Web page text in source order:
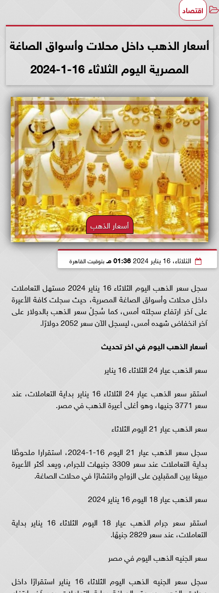
اقتصاد
أسعار الذهب داخل محلات وأسواق الصاغة
المصرية اليوم الثلاثاء 16-1-2024
أسعار الذهب
الثلاثاء، 16 يناير 2024 01:36 مـ بتوقيت القاهرة
سجل سعر الذهب اليوم الثلاثاء 16 يناير 2024 مستهل التعاملات
داخل محلات وأسواق الصاغة المصرية، حيث سجلت كافة الأعيرة
على آخر ارتفاع سجلته أمس، كما سُجلْ سعر الذهب بالدولار على
آخر انخفاض شهده أمس، ليسجل الآن سعر 2052 دولارًا.
أسعار الذهب اليوم في اخر تحديث
سعر الذهب عيار 24 الثلاثاء 16 يناير
استقر سعر الذهب عيار 24 الثلاثاء 16 يناير بداية التعاملات، عند
سعر 3771 جنيها، وهو أغلى أعيرة الذهب في مصر.
سعر الذهب عيار 21 اليوم الثلاثاء
سجل سعر الذهب عيار 21 اليوم 16-1-2024، استقرارا ملحوظًا
بداية التعاملات عند سعر 3309 جنيهات للجرام، ويعد أكثر الأعيرة
مبيعًا بين المقبلين على الزواج وانتشارًا في محلات الصاغة.
سعر الذهب عيار 18 اليوم 16 يناير 2024
استقر سعر جرام الذهب عيار 18 اليوم الثلاثاء 16 يناير بداية
التعاملات، عند سعر 2829 جنيهًا.
سعر الجنيه الذهب اليوم في مصر
سجل سعر الجنيه الذهب اليوم الثلاثاء 16 يناير استقرارًا داخل